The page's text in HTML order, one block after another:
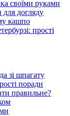
своїми руками
догляду
кашпо
прості
зі шпагату
поради
правильне?